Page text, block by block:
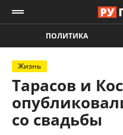
ПОЛИТИКА
Жизнь
Тарасов и
со свадьбы